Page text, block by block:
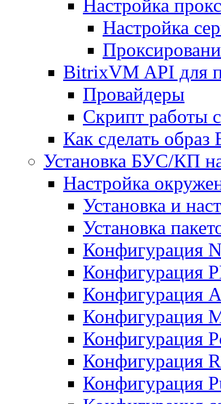
Настройка
Настройка
BitrixVM API для
Провайдеры
Скрипт работы
Как сделать
Установка БУС/КП
Настройка
Установка и
Установка
Конфигурация
Конфигурация
Конфигурация
Конфигурация
Конфигурация
Конфигурация
Конфигурация